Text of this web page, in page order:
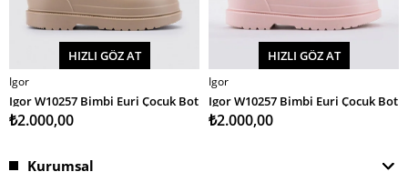
SEPETE EKLE
HIZLI GÖZ AT
Igor
Igor W10257 Bimbi Euri Çocuk Bot
₺2.000,00
SEPETE EKLE
HIZLI GÖZ AT
Igor
Igor W10257 Bimbi Euri Çocuk Bot
₺2.000,00
Kurumsal